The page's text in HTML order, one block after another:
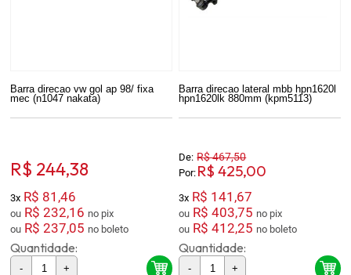
Barra direcao vw gol ap 98/ fixa
mec (n1047 nakata)
R$ 244,38
3x R$ 81,46
ou R$ 232,16
no pix
ou R$ 237,05 no boleto
Quantidade:
- +
Barra direcao lateral mbb hpn1620l
hpn1620lk 880mm (kpm5113)
De: R$ 467,50
Por: R$ 425,00
3x R$ 141,67
ou R$ 403,75
no pix
ou R$ 412,25 no boleto
Quantidade:
- +